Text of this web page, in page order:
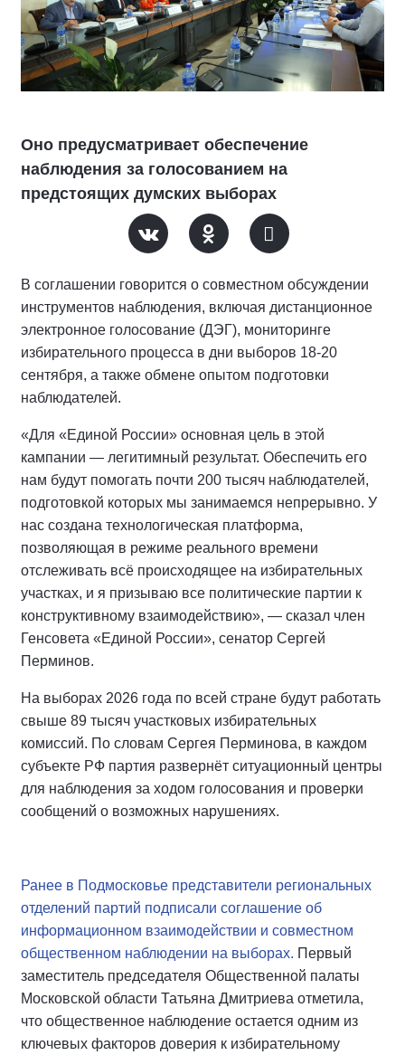
Оно предусматривает обеспечение
наблюдения за голосованием на
предстоящих думских выборах
В соглашении говорится о совместном обсуждении
инструментов наблюдения, включая дистанционное
электронное голосование (ДЭГ), мониторинге
избирательного процесса в дни выборов 18-20
сентября, а также обмене опытом подготовки
наблюдателей.
«Для «Единой России» основная цель в этой
кампании — легитимный результат. Обеспечить его
нам будут помогать почти 200 тысяч наблюдателей,
подготовкой которых мы занимаемся непрерывно. У
нас создана технологическая платформа,
позволяющая в режиме реального времени
отслеживать всё происходящее на избирательных
участках, и я призываю все политические партии к
конструктивному взаимодействию», — сказал член
Генсовета «Единой России», сенатор Сергей
Перминов.
На выборах 2026 года по всей стране будут работать
свыше 89 тысяч участковых избирательных
комиссий. По словам Сергея Перминова, в каждом
субъекте РФ партия развернёт ситуационный центры
для наблюдения за ходом голосования и проверки
сообщений о возможных нарушениях.
Ранее в Подмосковье представители региональных
отделений партий подписали соглашение об
информационном взаимодействии и совместном
общественном наблюдении на выборах. Первый
заместитель председателя Общественной палаты
Московской области Татьяна Дмитриева отметила,
что общественное наблюдение остается одним из
ключевых факторов доверия к избирательному